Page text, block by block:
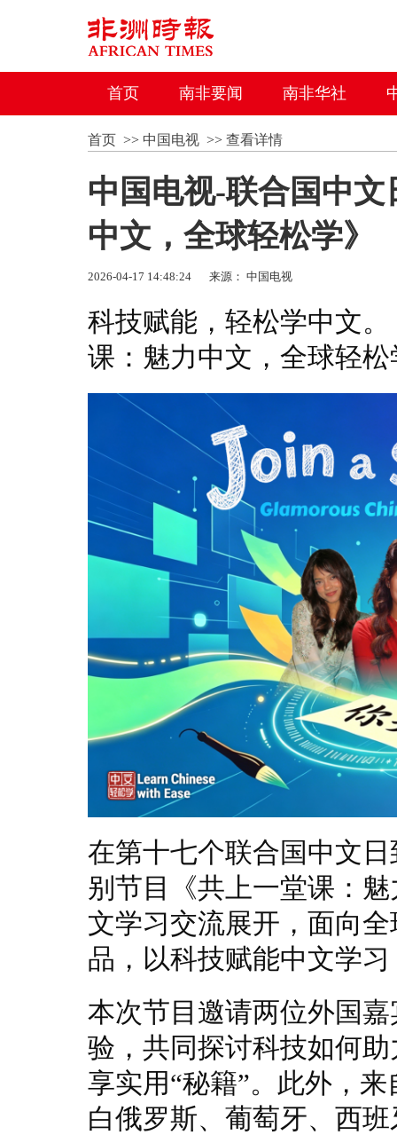
首页 南非要闻 南非华社
首页>> 中国电视>> 查看详情
中国电视-联合国中
中文，全球轻松学》
2026-04-17 14:48:24 来源： 中国电视
科技赋能，轻松学中文
课：魅力中文，全球轻
在第十七个联合国中文
别节目《共上一堂课：
文学习交流展开，面向
品，以科技赋能中文学
本次节目邀请两位外国
验，共同探讨科技如何
享实用“秘籍”。此外，
白俄罗斯、葡萄牙、西